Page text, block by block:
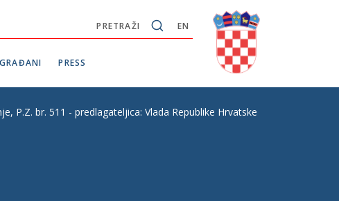
EN
PRETRAŽI
GRAĐANI PRESS
P.Z. br. 511 - predlagateljica: Vlada Republike Hrvatske